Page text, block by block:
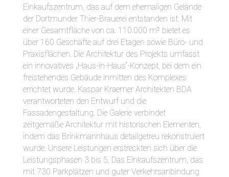
Einkaufszentrum, das auf dem ehemaligen Gelände
der Dortmunder Thier-Brauerei entstanden ist. Mit
einer Gesamtfläche von ca. 110.000 m² bietet es
über 160 Geschäfte auf drei Etagen sowie Büro- und
Praxisflächen. Die Architektur des Projekts umfasst
ein innovatives „Haus-in-Haus“-Konzept, bei dem ein
freistehendes Gebäude inmitten des Komplexes
errichtet wurde. Kaspar Kraemer Architekten BDA
verantworteten den Entwurf und die
Fassadengestaltung. Die Galerie verbindet
zeitgemäße Architektur mit historischen Elementen,
indem das Brinkmannhaus detailgetreu rekonstruiert
wurde. Unsere Leistungen erstreckten sich über die
Leistungsphasen 3 bis 5. Das Einkaufszentrum, das
mit 730 Parkplätzen und guter Verkehrsanbindung